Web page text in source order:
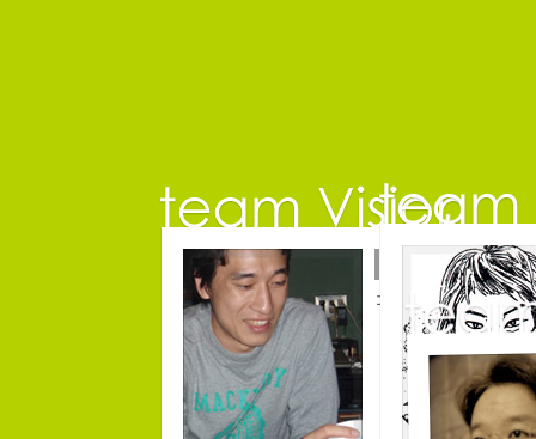
保持壮太郎
コピーライター